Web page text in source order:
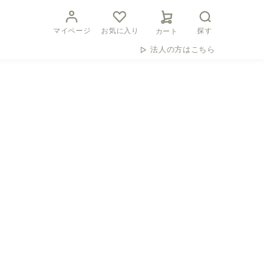
マイページ お気に入り カート 探す
法人の方はこちら